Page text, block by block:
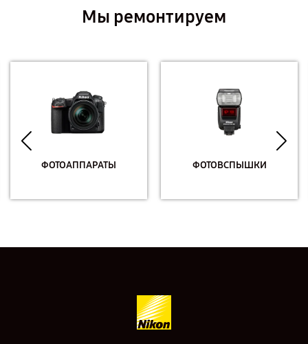
Мы ремонтируем
ФОТОАППАРАТЫ ФОТОВСПЫШКИ